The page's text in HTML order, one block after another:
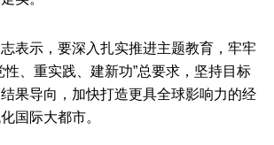
表示，要深入扎实推进主题教育，牢牢
性、重实践、建新功”总要求，坚持目标
果导向，加快打造更具全球影响力的经
国际大都市。